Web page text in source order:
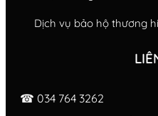
Dịch vụ bảo hộ thương
☎ 034 764 3262